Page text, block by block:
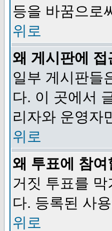
등을 바꿈으로
위로
왜 게시판에
일부 게시판들
다. 이 곳에서
리자와 운영자
위로
왜 투표에 참
거짓 투표를
다. 등록된 사
위로